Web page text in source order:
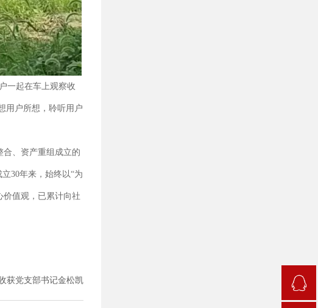
一起在车上观察收
用户所想，聆听用户
、资产重组成立的
30年来，始终以“为
价值观，已累计向社
获党支部书记金松凯